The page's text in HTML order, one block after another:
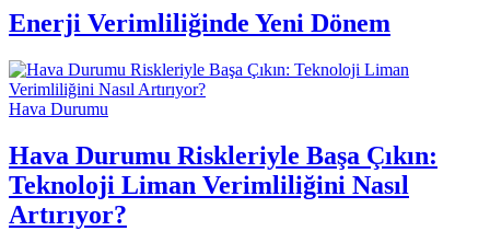
Enerji Verimliliğinde Yeni Dönem
Hava Durumu
Hava Durumu Riskleriyle Başa Çıkın:
Teknoloji Liman Verimliliğini Nasıl
Artırıyor?